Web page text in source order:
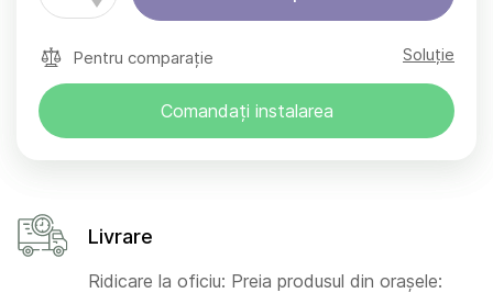
Pentru comparație Soluție
Comandați instalarea
Livrare
Ridicare la oficiu: Preia produsul din orașele: